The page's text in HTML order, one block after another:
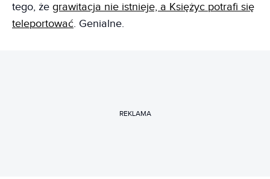
tego, że grawitacja nie istnieje, a Księżyc potrafi się
teleportować. Genialne.
REKLAMA